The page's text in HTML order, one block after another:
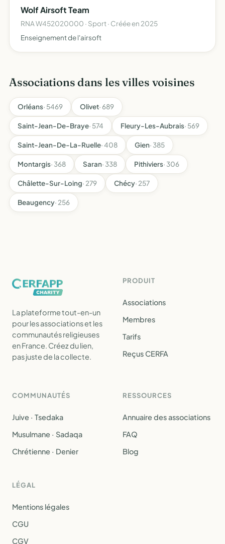
Wolf Airsoft Team
RNA W452020000 · Sport · Créée en 2025
Enseignement de l'airsoft
Associations dans les villes voisines
Orléans· 5469 Olivet· 689
Saint-Jean-De-Braye· 574 Fleury-Les-Aubrais· 569
Saint-Jean-De-La-Ruelle· 408 Gien· 385
Montargis· 368 Saran· 338 Pithiviers· 306
Châlette-Sur-Loing· 279 Chécy· 257
Beaugency· 256
La plateforme tout-en-un
pour les associations et les
communautés religieuses
en France. Créez du lien,
pas juste de la collecte.
PRODUIT
Associations
Membres
Tarifs
Reçus CERFA
COMMUNAUTÉS
Juive · Tsedaka
Musulmane · Sadaqa
Chrétienne · Denier
RESSOURCES
Annuaire des associations
FAQ
Blog
LÉGAL
Mentions légales
CGU
CGV